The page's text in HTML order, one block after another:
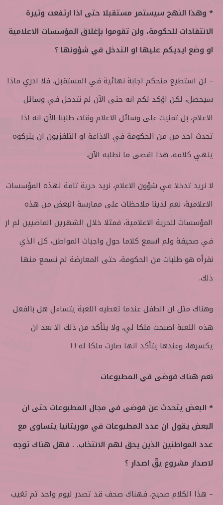
* وهذا النهج سيستمر مستقبلا حتى اذا ارتفعت وتيرة
الانتقادات للحكومة، ولن تقوموا بإغلاق المؤسسات الاعلامية
او وضع ايديكم عليها او التدخل في شؤونها ؟
– لن استطيع منحكم اجابة نهائية في المستقبل، فلا ادري ماذا
سيحصل، لكن اؤكد لكم انه حتى الآن لم نتدخل في وسائل
الاعلام، بل تمنيت على وسائل الاعلام وقلت طلبنا الآن انه اذا
تحدث احد من من الحكومة في الاذاعة او التلفزيون ان يتركوه
ينهي كلامه، هذا اقصى ما نطلبه الآن.
لا نريد تدخلا في شؤون الاعلام، نريد حرية تامة لهذه المؤسسات
الاعلامية، نعم لدينا ملاحظات على ممارسة البعض من هذه
المؤسسات للحرية الاعلامية، فمثلا خلال الشهرين الماضيين لم ار
في صحيفة ولم اسمع كلاما حول واجبات المواطن، كل الذي
نقرأه هو طلبات من الحكومة، حتى المعارضة لم نسمع منها
ذلك.
وهناك مثل ان الطفل عندما تعطيه اللعبة يتساءل هل بالفعل
هذه اللعبة اصبحت ملكا لي، ولا يتأكد من ذلك الا بعد ان
يكسرها، وعندها يتأكد انها صارت ملكا له ! !
نعم هناك فوضى في المطبوعات
* البعض يتحدث عن فوضى في مجال المطبوعات حتى ان
البعض يقول ان عدد المطبوعات في موريتانيا يتساوى مع
عدد المواطنين الذين يحق لهم الانتخاب. . فهل هناك توجه
لاصدار مشروع يقّ اصدار ؟
– هذا الكلام صحيح، فهناك صحف قد تصدر ليوم واحد ثم تغيب